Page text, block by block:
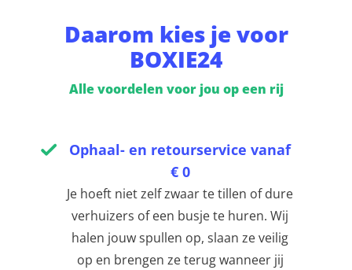
Daarom kies je voor
BOXIE24
Alle voordelen voor jou op een rij
Ophaal- en retourservice vanaf
€ 0
Je hoeft niet zelf zwaar te tillen of dure
verhuizers of een busje te huren. Wij
halen jouw spullen op, slaan ze veilig
op en brengen ze terug wanneer jij